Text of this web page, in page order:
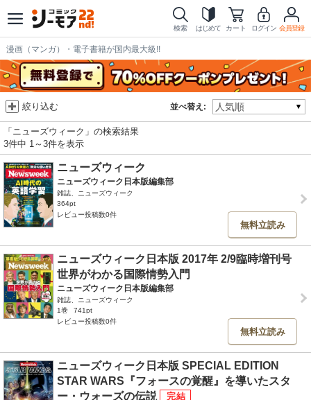
検索 はじめて カート ログイン 会員登録
漫画（マンガ）・電子書籍が国内最大級!!
並べ替え:
絞り込む
「ニューズウィーク」の検索結果
3件中 1～3件を表示
ニューズウィーク
ニューズウィーク日本版編集部
雑誌、ニューズウィーク
364pt
レビュー投稿数0件
無料立読み
ニューズウィーク日本版 2017年 2/9臨時増刊号
世界がわかる国際情勢入門
ニューズウィーク日本版編集部
雑誌、ニューズウィーク
1巻
741pt
レビュー投稿数0件
無料立読み
ニューズウィーク日本版 SPECIAL EDITION
STAR WARS『フォースの覚醒』を導いたスタ
ー・ウォーズの伝説